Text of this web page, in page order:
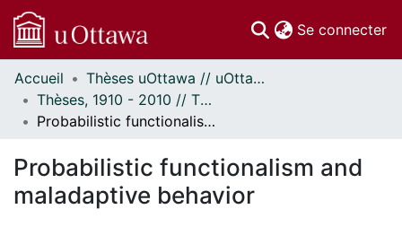
Se connecter
Communautés
et collections
Parcourir
À propos
Accueil
Thèses uOttawa // uOttawa Theses
Thèses, 1910 - 2010 // Theses, 1910 - 2010
Probabilistic functionalism and maladaptive behavior
Probabilistic functionalism and
maladaptive behavior